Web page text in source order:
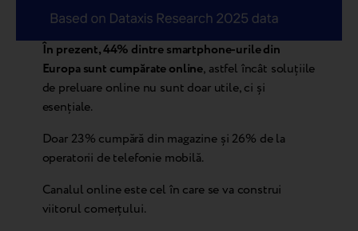
În prezent, 44% dintre smartphone-urile din
Europa sunt cumpărate online, astfel încât soluțiile
de preluare online nu sunt doar utile, ci și
esențiale.
Doar 23% cumpără din magazine și 26% de la
operatorii de telefonie mobilă.
Canalul online este cel în care se va construi
viitorul comerțului.